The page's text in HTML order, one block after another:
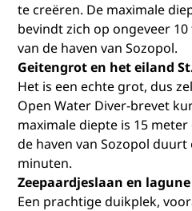
te creëren. De maximale
bevindt zich op ongeveer
van de haven van Sozopol.
Geitengrot en het eiland
Het is een echte grot, dus
Open Water Diver-brevet
maximale diepte is 15
de haven van Sozopol duurt
minuten.
Zeepaardjeslaan en lagune
Een prachtige duikplek,